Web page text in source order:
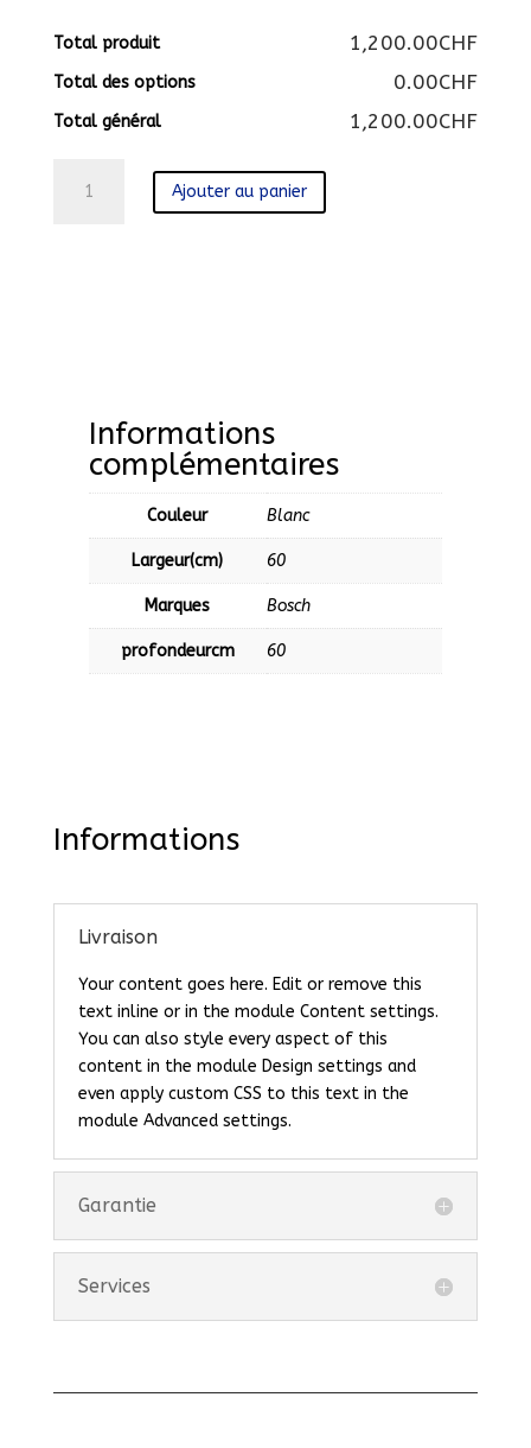
Total produit 1,200.00CHF
Total des options 0.00CHF
Total général 1,200.00CHF
Ajouter au panier
Informations
complémentaires
Couleur Blanc
Largeur(cm) 60
Marques Bosch
profondeurcm 60
Informations
Livraison
Your content goes here. Edit or remove this
text inline or in the module Content settings.
You can also style every aspect of this
content in the module Design settings and
even apply custom CSS to this text in the
module Advanced settings.
Garantie
Services